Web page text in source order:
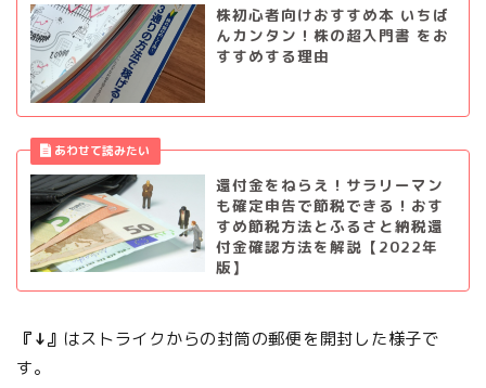
株初心者向けおすすめ本 いちば
んカンタン！株の超入門書 をお
すすめする理由
還付金をねらえ！サラリーマン
も確定申告で節税できる！おす
すめ節税方法とふるさと納税還
付金確認方法を解説【2022年
版】
『↓』 はストライクからの封筒の郵便を開封した様子で
す。